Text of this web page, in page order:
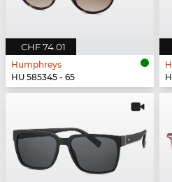
CHF 74.01
Humphreys
HU 585345 - 65